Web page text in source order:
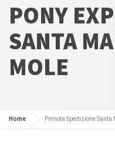
PONY
SANTA
MOLE
Home Prenota Spedizione